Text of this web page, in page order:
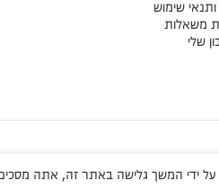
ותנאי שימוש
משאלות
שלי
ידי המשך גלישה באתר זה, אתה מסכים